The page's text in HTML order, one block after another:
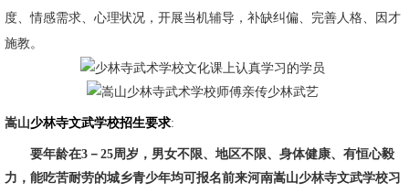
度、情感需求、心理状况，开展当机辅导，补缺纠偏、完善人格、因才
施教。
嵩山少林寺文武学校招生要求:
要年龄在3－25周岁，男女不限、地区不限、身体健康、有恒心毅
力，能吃苦耐劳的城乡青少年均可报名前来河南嵩山少林寺文武学校习